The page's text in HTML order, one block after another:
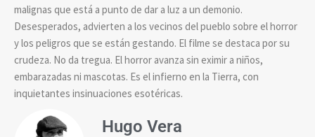
malignas que está a punto de dar a luz a un demonio.
Desesperados, advierten a los vecinos del pueblo sobre el horror
y los peligros que se están gestando. El filme se destaca por su
crudeza. No da tregua. El horror avanza sin eximir a niños,
embarazadas ni mascotas. Es el infierno en la Tierra, con
inquietantes insinuaciones esotéricas.
Hugo Vera